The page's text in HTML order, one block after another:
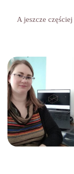
A jeszcze częściej